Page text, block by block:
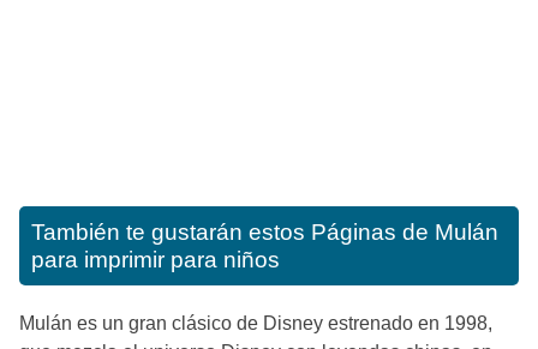
También te gustarán estos Páginas de Mulán
para imprimir para niños
Mulán es un gran clásico de Disney estrenado en 1998,